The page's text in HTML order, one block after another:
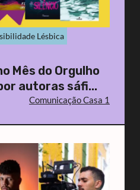
Lésbica
Mês do Orgulho
autoras sáfi...
Comunicação Casa 1